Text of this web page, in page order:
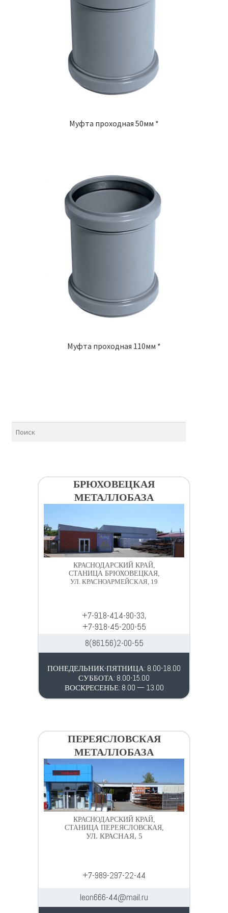
Муфта проходная 50мм *
Муфта проходная 110мм *
БРЮХОВЕЦКАЯ
МЕТАЛЛОБАЗА
КРАСНОДАРСКИЙ КРАЙ,
СТАНИЦА БРЮХОВЕЦКАЯ,
УЛ. КРАСНОАРМЕЙСКАЯ, 19
+7-918-414-90-33,
+7-918-45-200-55
8(86156)2-00-55
ПОНЕДЕЛЬНИК-ПЯТНИЦА: 8.00-18.00
СУББОТА: 8.00-15.00
ВОСКРЕСЕНЬЕ: 8.00 — 13.00
ПЕРЕЯСЛОВСКАЯ
МЕТАЛЛОБАЗА
КРАСНОДАРСКИЙ КРАЙ,
СТАНИЦА ПЕРЕЯСЛОВСКАЯ,
УЛ. КРАСНАЯ, 5
+7-989-297-22-44
leon666-44@mail.ru